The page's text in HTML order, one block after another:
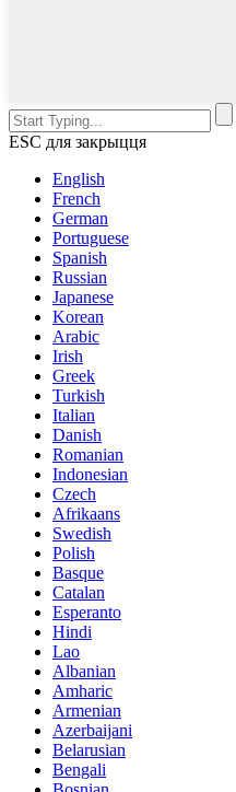
ESC для закрыцця
English
French
German
Portuguese
Spanish
Russian
Japanese
Korean
Arabic
Irish
Greek
Turkish
Italian
Danish
Romanian
Indonesian
Czech
Afrikaans
Swedish
Polish
Basque
Catalan
Esperanto
Hindi
Lao
Albanian
Amharic
Armenian
Azerbaijani
Belarusian
Bengali